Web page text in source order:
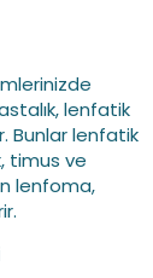
lenfatik
Bunlar lenfatik
timus ve
lenfoma,